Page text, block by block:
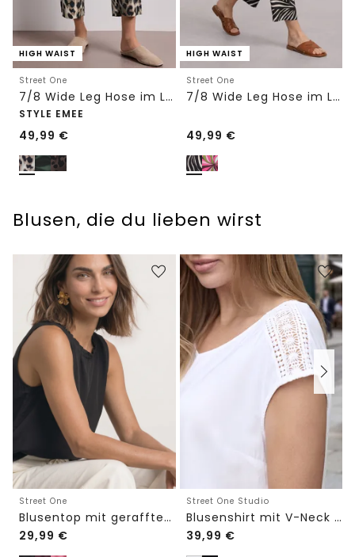
HIGH WAIST
Street One
7/8 Wide Leg Hose im Loose Fit mit Print
STYLE EMEE
49,99 €
HIGH WAIST
Street One
7/8 Wide Leg Hose im Loose Fit
49,99 €
Blusen, die du lieben wirst
Street One
Blusentop mit gerafftem Rundhals
29,99 €
Street One Studio
Blusenshirt mit V-Neck und Spitze
39,99 €